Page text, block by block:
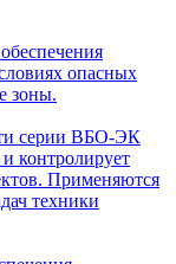
опасных
зоны.
серии ВБО-ЭК
контролирует
Применяются
техники